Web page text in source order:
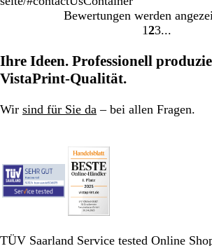
Bewertungen werden
Gehe
Seite
1 Gehe
Seite
2Gehe
Seite
3
Ihre Ideen. Professionell
VistaPrint-Qualität.
Wir sind für Sie da – bei allen Fragen.
TÜV Saarland Service tested Online